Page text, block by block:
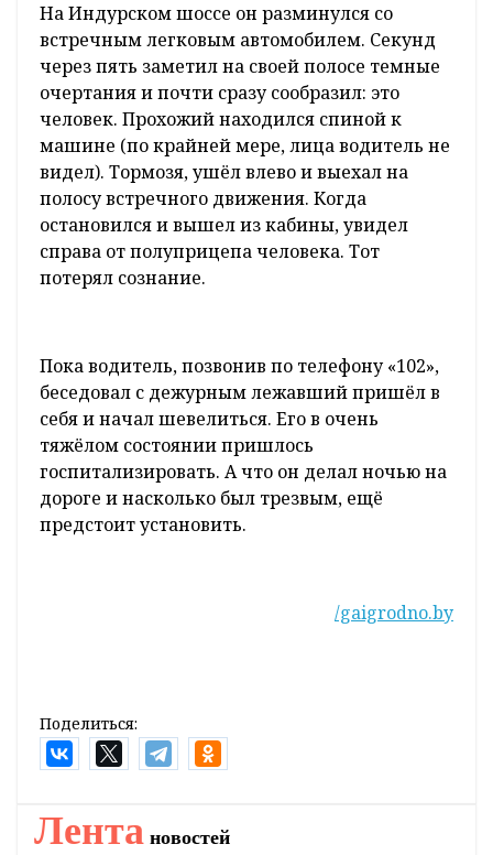
На Индурском шоссе он разминулся со
встречным легковым автомобилем. Секунд
через пять заметил на своей полосе темные
очертания и почти сразу сообразил: это
человек. Прохожий находился спиной к
машине (по крайней мере, лица водитель не
видел). Тормозя, ушёл влево и выехал на
полосу встречного движения. Когда
остановился и вышел из кабины, увидел
справа от полуприцепа человека. Тот
потерял сознание.
Пока водитель, позвонив по телефону «102»,
беседовал с дежурным лежавший пришёл в
себя и начал шевелиться. Его в очень
тяжёлом состоянии пришлось
госпитализировать. А что он делал ночью на
дороге и насколько был трезвым, ещё
предстоит установить.
/gaigrodno.by
Поделиться:
Лента новостей